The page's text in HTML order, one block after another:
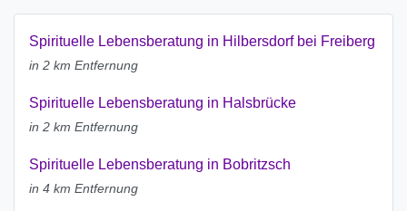
Spirituelle Lebensberatung in Hilbersdorf bei Freiberg
in 2 km Entfernung
Spirituelle Lebensberatung in Halsbrücke
in 2 km Entfernung
Spirituelle Lebensberatung in Bobritzsch
in 4 km Entfernung